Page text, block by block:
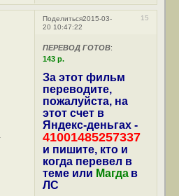
Поделиться 15
2015-03-
20 10:47:22
ПЕРЕВОД ГОТОВ:
143 р.
За этот фильм
переводите,
пожалуйста, на
этот счет в
Яндекс-деньгах -
41001485257337
и пишите, кто и
когда перевел в
теме или Магда в
ЛС